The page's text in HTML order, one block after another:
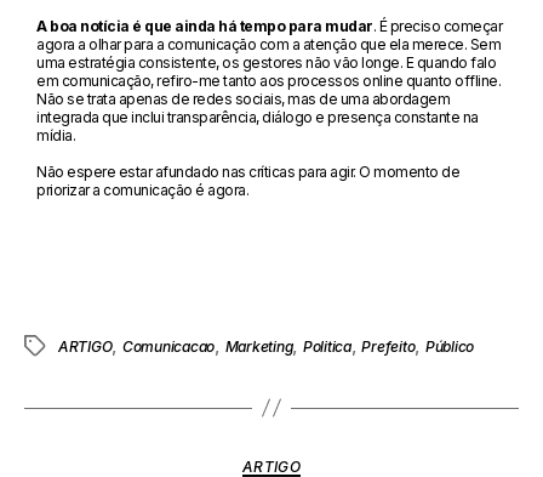
A boa notícia é que ainda há tempo para mudar. É preciso começar
agora a olhar para a comunicação com a atenção que ela merece. Sem
uma estratégia consistente, os gestores não vão longe. E quando falo
em comunicação, refiro-me tanto aos processos online quanto offline.
Não se trata apenas de redes sociais, mas de uma abordagem
integrada que inclui transparência, diálogo e presença constante na
mídia.
Não espere estar afundado nas críticas para agir. O momento de
priorizar a comunicação é agora.
ARTIGO, Comunicacao Marketing, Politica,Prefeito, Público
ARTIGO